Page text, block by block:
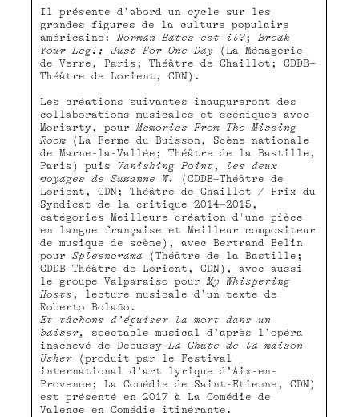
Il présente d’abord un cycle sur les
grandes figures de la culture populaire
américaine:Norman Bates est-il?; Break
Your Leg!; Just For One Day
(La Ménagerie
de Verre, Paris; Théâtre de Chaillot; CDDB–
Théâtre de Lorient, CDN).
Les créations suivantes inaugureront des
collaborations musicales et scéniques avec
Moriarty, pourMemories From The Missing
Room
(La Ferme du Buisson, Scène nationale
de Marne-la-Vallée; Théâtre de la Bastille,
Paris) puis Vanishing Point,
les deux
voyages de Suzanne W.
(CDDB–Théâtre de
Lorient, CDN; Théâtre de Chaillot / Prix du
Syndicat de la critique 2014–2015,
catégories Meilleure création d'une pièce
en langue française et Meilleur compositeur
de musique de scène), avec Bertrand Belin
pour Spleenorama
(Théâtre de la Bastille;
CDDB–Théâtre de Lorient, CDN), avec aussi
le groupe Valparaiso pourMy Whispering
Hosts , lecture musicale d’un texte de
Roberto Bolaño.
Et tâchons d’épuiser la mort dans un
baiser,
spectacle musical d’après l’opéra
inachevé de DebussyLa Chute de la maison
Usher
(produit par le Festival
international d’art lyrique d’Aix-en-
Provence; La Comédie de Saint-Étienne, CDN)
est présenté en 2017 à La Comédie de
Valence en Comédie itinérante.